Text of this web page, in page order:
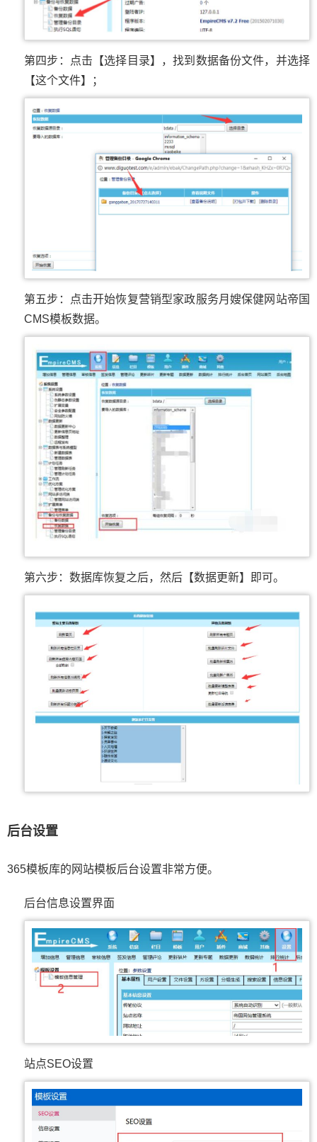
第四步：点击【选择目录】，找到数据备份文件，并选择
【这个文件】；
第五步：点击开始恢复营销型家政服务月嫂保健网站帝国
CMS模板数据。
第六步：数据库恢复之后，然后【数据更新】即可。
后台设置
365模板库的网站模板后台设置非常方便。
后台信息设置界面
站点SEO设置